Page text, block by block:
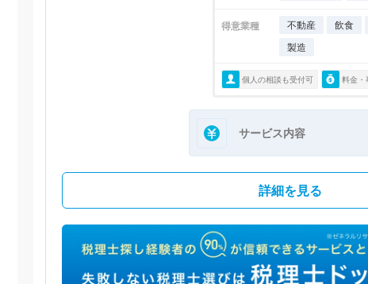
得意業種 不動産
飲食
製造
個人の相談も受付可 料金・
サービス内容
詳細を見る